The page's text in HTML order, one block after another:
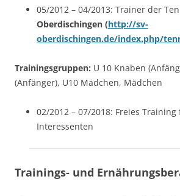
05/2012 – 04/2013: Trainer der
Oberdischingen (http://sv-
oberdischingen.de/index.php/
Trainingsgruppen: U 10 Knaben
(Anfänger), U10 Mädchen, Mädchen
02/2012 – 07/2018: Freies
Interessenten
Trainings- und